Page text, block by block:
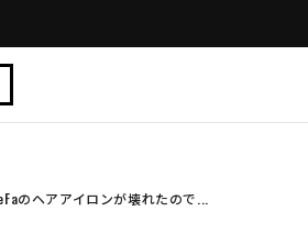
のヘアアイロンが壊れたので...